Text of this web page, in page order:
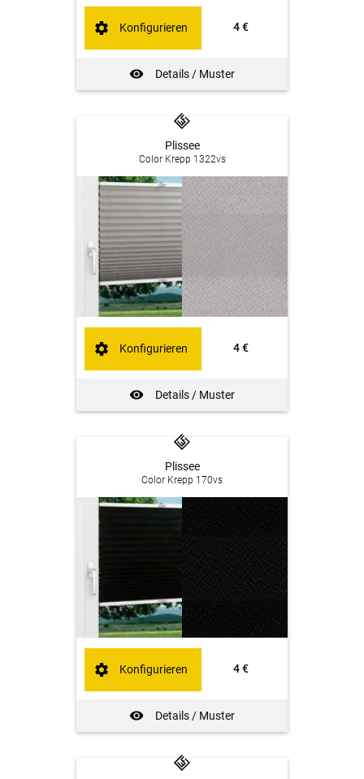
4 €
Details / Muster
Konfigurieren
Plissee
Color Krepp 1322vs
4 €
Details / Muster
Konfigurieren
Plissee
Color Krepp 170vs
4 €
Details / Muster
Konfigurieren